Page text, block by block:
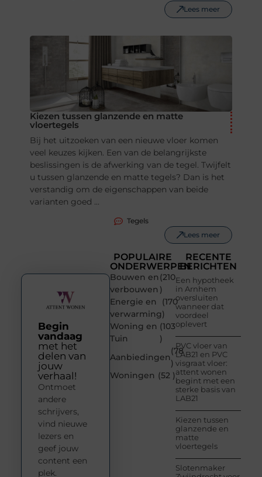
Lees meer
Kiezen tussen glanzende en matte
vloertegels
Bij het uitzoeken van een nieuwe vloer komen
veel keuzes kijken. Een van de belangrijkste
beslissingen is de afwerking van de tegel. Twijfelt
u tussen glanzende en matte tegels? Dan is het
verstandig om de eigenschappen van beide
varianten goed ...
Tegels
Lees meer
POPULAIRE
ONDERWERPEN
Bouwen en
verbouwen
(210
)
Energie en
verwarming
(170
)
Woning en
Tuin
(103
)
Aanbiedingen
(78
)
Woningen (52 )
RECENTE
BERICHTEN
Een hypotheek
in Arnhem
oversluiten
wanneer dat
voordeel
oplevert
PVC vloer van
LAB21 en PVC
visgraat vloer:
attent wonen
begint met een
sterke basis van
LAB21
Kiezen tussen
glanzende en
matte
vloertegels
Slotenmaker
Begin
vandaag
met het
delen van
jouw
verhaal!
Ontmoet
andere
schrijvers,
vind nieuwe
lezers en
geef jouw
content een
plek.